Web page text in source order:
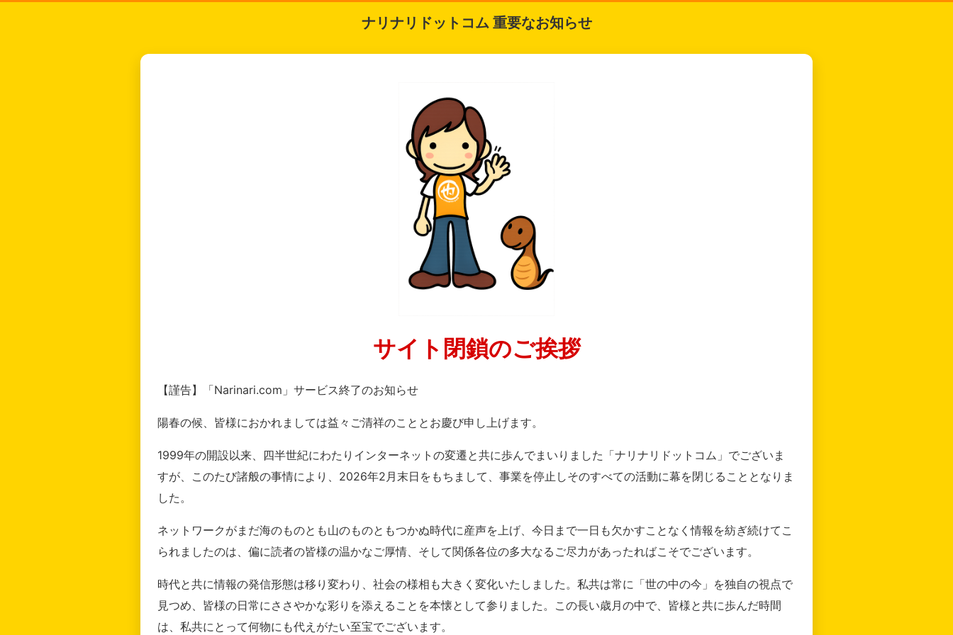
ナリナリドットコム 重要なお知らせ
サイト閉鎖のご挨拶
【謹告】「Narinari.com」サービス終了のお知らせ
陽春の候、皆様におかれましては益々ご清祥のこととお慶び申し上げます。
1999年の開設以来、四半世紀にわたりインターネットの変遷と共に歩んでまいりました「ナリナリドットコム」でございま
すが、このたび諸般の事情により、2026年2月末日をもちまして、事業を停止しそのすべての活動に幕を閉じることとなりま
した。
ネットワークがまだ海のものとも山のものともつかぬ時代に産声を上げ、今日まで一日も欠かすことなく情報を紡ぎ続けてこ
られましたのは、偏に読者の皆様の温かなご厚情、そして関係各位の多大なるご尽力があったればこそでございます。
時代と共に情報の発信形態は移り変わり、社会の様相も大きく変化いたしました。私共は常に「世の中の今」を独自の視点で
見つめ、皆様の日常にささやかな彩りを添えることを本懐として参りました。この長い歳月の中で、皆様と共に歩んだ時間
は、私共にとって何物にも代えがたい至宝でございます。